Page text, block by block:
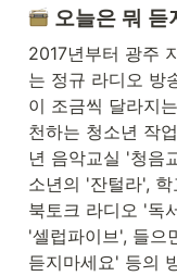
오늘은 뭐 듣
2017년부터 광주
는 정규 라디오 방
이 조금씩 달라지
천하는 청소년 작
년 음악교실 '청음
소년의 '잔털라',
북토크 라디오 '독
'셀럽파이브', 들으
듣지마세요' 등의